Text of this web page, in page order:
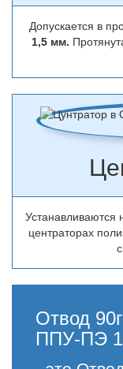
Допускается в
1,5 мм.
Устанавливаются
центраторах
Отвод
ППУ-ПЭ